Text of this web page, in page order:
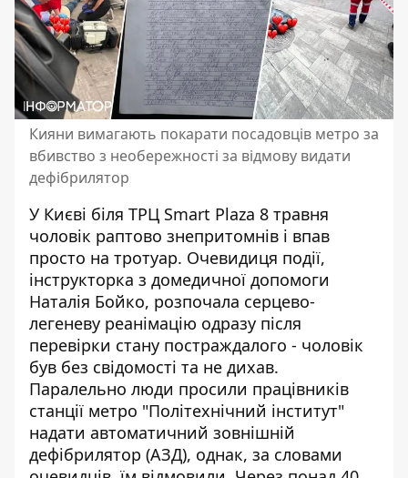
Кияни вимагають покарати посадовців метро за
вбивство з необережності за відмову видати
дефібрилятор
У Києві біля ТРЦ Smart Plaza 8 травня
чоловік раптово знепритомнів і впав
просто на тротуар. Очевидиця події,
інструкторка з домедичної допомоги
Наталія Бойко, розпочала серцево-
легеневу реанімацію одразу після
перевірки стану постраждалого - чоловік
був без свідомості та не дихав.
Паралельно люди просили працівників
станції метро "Політехнічний інститут"
надати автоматичний зовнішній
дефібрилятор (АЗД), однак, за словами